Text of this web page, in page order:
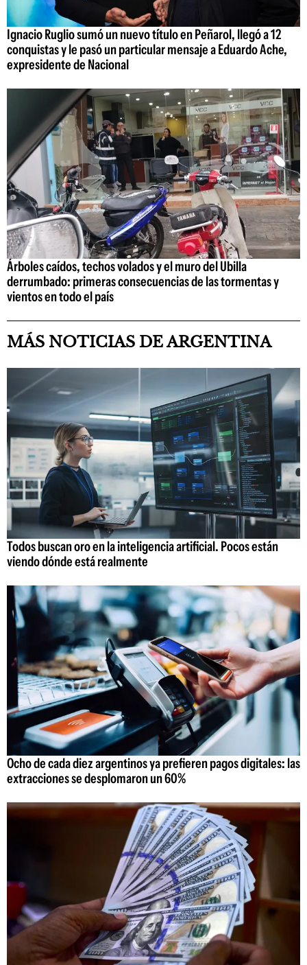
Ignacio Ruglio sumó un nuevo título en Peñarol, llegó a 12
conquistas y le pasó un particular mensaje a Eduardo Ache,
expresidente de Nacional
Árboles caídos, techos volados y el muro del Ubilla
derrumbado: primeras consecuencias de las tormentas y
vientos en todo el país
MÁS NOTICIAS DE ARGENTINA
Todos buscan oro en la inteligencia artificial. Pocos están
viendo dónde está realmente
Ocho de cada diez argentinos ya prefieren pagos digitales: las
extracciones se desplomaron un 60%